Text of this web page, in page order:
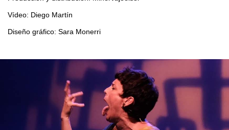
Vídeo: Diego Martín
Diseño gráfico: Sara Monerri